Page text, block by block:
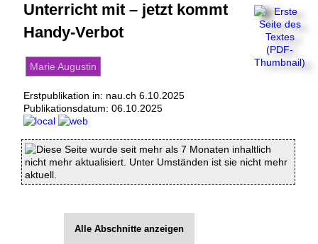
Unterricht mit – jetzt kommt
Handy-Verbot
Marie Augustin
Erstpublikation in: nau.ch 6.10.2025
Publikationsdatum: 06.10.2025
Diese Seite wurde seit mehr als 7 Monaten inhaltlich
nicht mehr aktualisiert. Unter Umständen ist sie nicht mehr
aktuell.
Alle Abschnitte anzeigen